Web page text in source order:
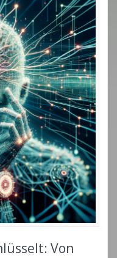
Von